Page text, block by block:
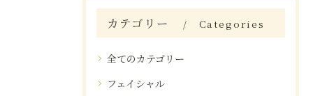
カテゴリー Categories
全てのカテゴリー
フェイシャル